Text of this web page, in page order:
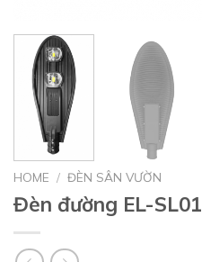
HOME / ĐÈN SÂN VƯỜN
Đèn đường EL-SL01